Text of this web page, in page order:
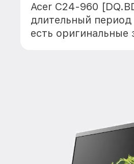
Acer C24-960
длительный
есть оригинальные